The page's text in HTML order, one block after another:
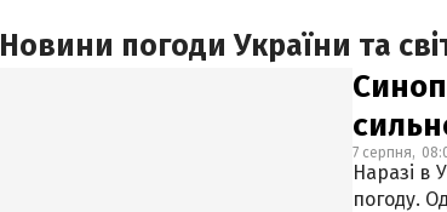
Новини погоди України та
7 серпня,
Наразі в
погоду.